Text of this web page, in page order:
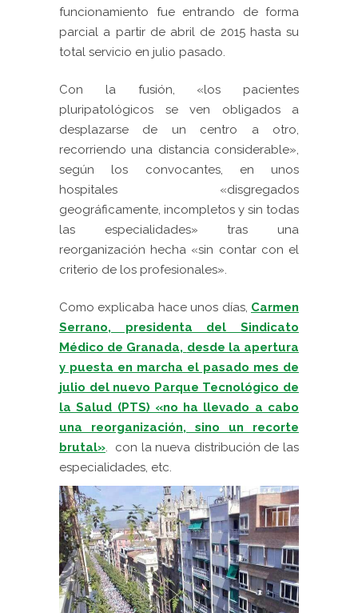
funcionamiento fue entrando de forma
parcial a partir de abril de 2015 hasta su
total servicio en julio pasado.
Con la fusión, «los pacientes
pluripatológicos se ven obligados a
desplazarse de un centro a otro,
recorriendo una distancia considerable»,
según los convocantes, en unos
hospitales «disgregados
geográficamente, incompletos y sin todas
las especialidades» tras una
reorganización hecha «sin contar con el
criterio de los profesionales».
Como explicaba hace unos días, Carmen
Serrano, presidenta del Sindicato
Médico de Granada, desde la apertura
y puesta en marcha el pasado mes de
julio del nuevo Parque Tecnológico de
la Salud (PTS) «no ha llevado a cabo
una reorganización, sino un recorte
brutal»
con la nueva distribución de las
especialidades, etc.